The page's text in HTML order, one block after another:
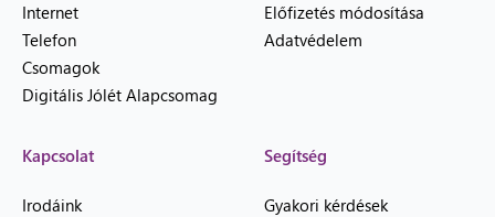
Internet
Telefon
Csomagok
Digitális Jólét Alapcsomag
Előfizetés módosítása
Adatvédelem
Kapcsolat
Irodáink
Segítség
Gyakori kérdések